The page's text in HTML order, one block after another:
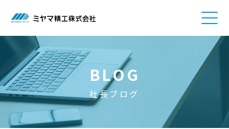
BLOG
社長ブログ